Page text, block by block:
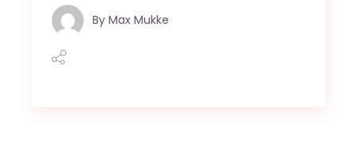
By Max Mukke